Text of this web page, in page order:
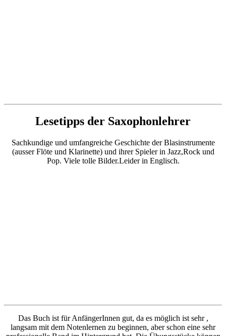
Lesetipps der Saxophonlehrer
Sachkundige und umfangreiche Geschichte der Blasinstrumente
(ausser Flöte und Klarinette) und ihrer Spieler in Jazz,Rock und
Pop. Viele tolle Bilder.Leider in Englisch.
Das Buch ist für AnfängerInnen gut, da es möglich ist sehr ,
langsam mit dem Notenlernen zu beginnen, aber schon eine sehr